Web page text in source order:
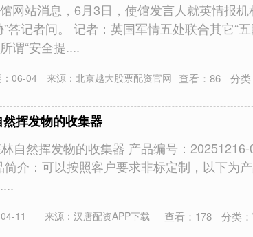
网站消息，6月3日，使馆发言人就英情报
答记者问。 记者：英国军情五处联合其它“五
谓“安全提....
：06-04 来源：北京越大股票配资官网 查看： 86 分类
挥发物的收集器
自然挥发物的收集器 产品编号：
介：可以按照客户要求非标定制，以下为
11 来源：汉唐配资APP下载 查看： 178 分类：